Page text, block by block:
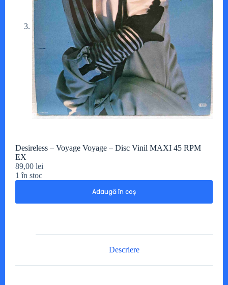
Desireless – Voyage Voyage – Disc Vinil MAXI 45 RPM
EX
89,00 lei
1 în stoc
Adaugă în coș
Descriere